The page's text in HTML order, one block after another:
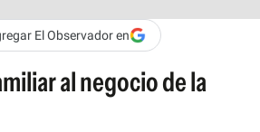
El Observador en
al negocio de la